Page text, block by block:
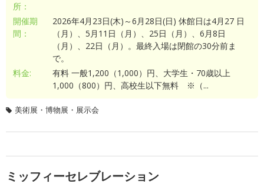
所：
開催期
間：
2026年4月23日(木)～6月28日(日) 休館日は4月27 日
（月）、5月11日（月）、25日（月）、6月8日
（月）、22日（月）。最終入場は閉館の30分前ま
で。
料金:
有料 一般1,200（1,000）円、大学生・70歳以上
1,000（800）円、高校生以下無料 ※（...
美術展・博物展・展示会
ミッフィーセレブレーション